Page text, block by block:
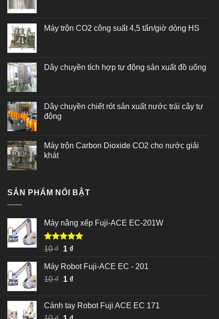
Máy trộn CO2 công suất 4,5 tấn/giờ dòng HS
Dây chuyền tích hợp tự động sản xuất đồ uống
Dây chuyền chiết rót sản xuất nước trái cây tự
động
Máy trộn Carbon Dioxide CO2 cho nước giải
khát
SẢN PHẨM NỔI BẬT
Máy nâng xếp Fuji-ACE EC-201W
Được xếp
5 sao
10₫ Giá
là:
10 ₫.
1 ₫Giá
tại
là:
Máy Robot Fuji-ACE EC - 201
10₫ Giá
10 ₫.
1 ₫Giá
là:
Cánh tay Robot Fuji ACE EC 171